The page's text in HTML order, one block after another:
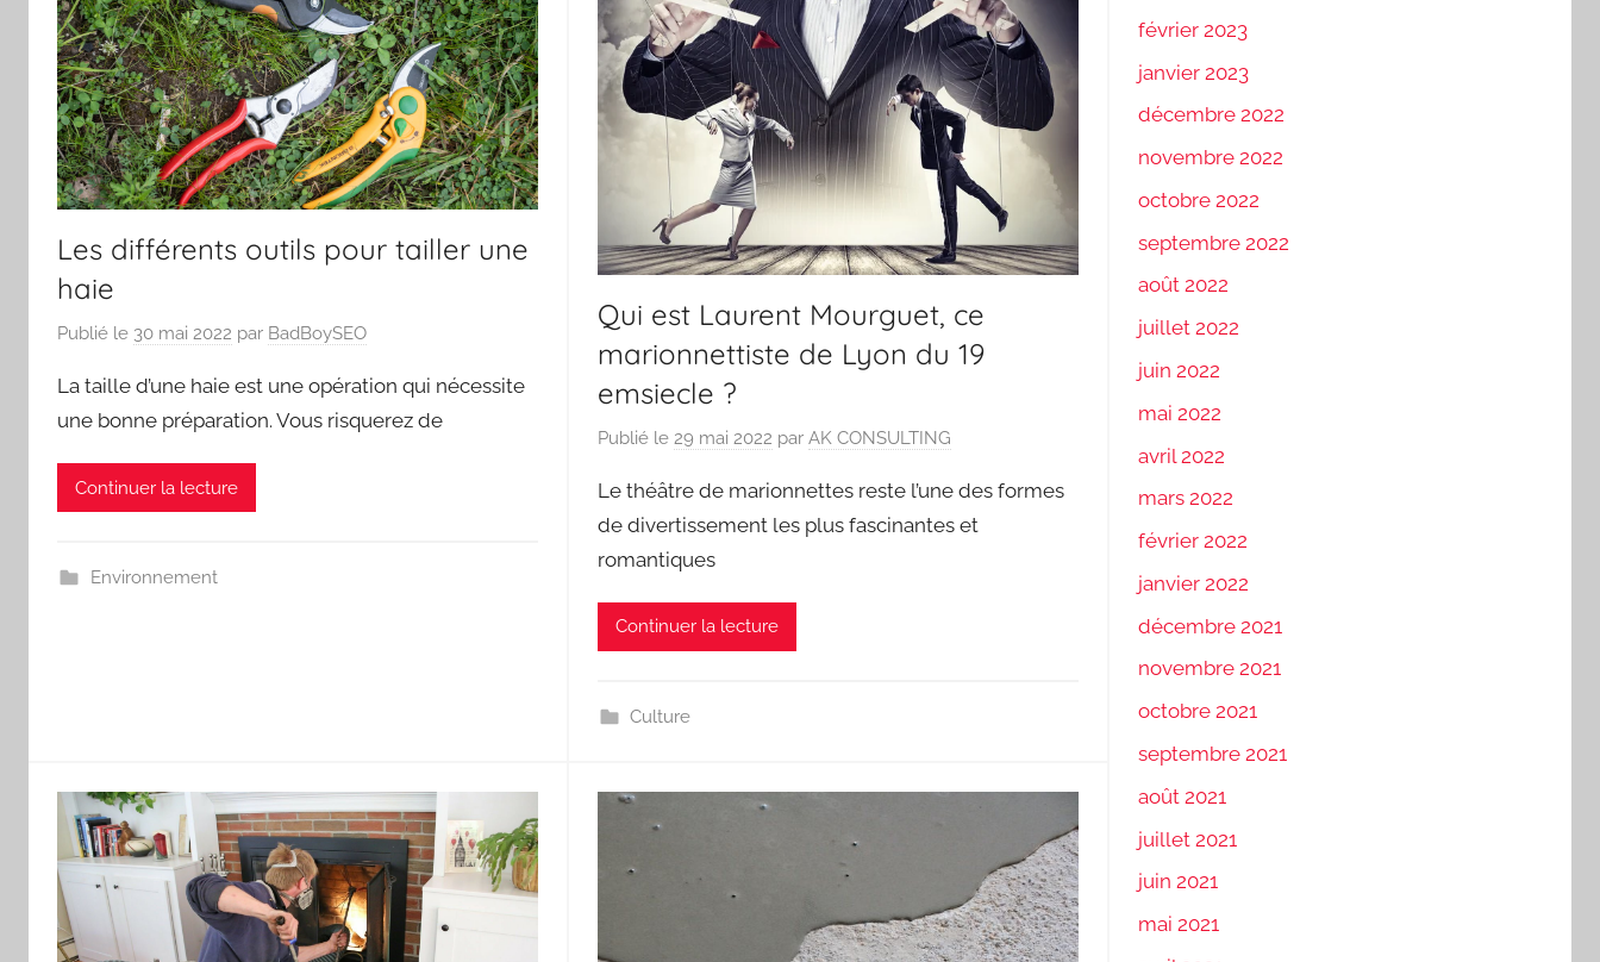
Les différents outils pour tailler une
haie
Publié le 30 mai 2022 par BadBoySEO
La taille d’une haie est une opération qui nécessite
une bonne préparation. Vous risquerez de
Continuer la lecture
Environnement
Qui est Laurent Mourguet, ce
marionnettiste de Lyon du 19
emsiecle ?
Publié le 29 mai 2022 par AK CONSULTING
Le théâtre de marionnettes reste l’une des formes
de divertissement les plus fascinantes et
romantiques
Continuer la lecture
Culture
février 2023
janvier 2023
décembre 2022
novembre 2022
octobre 2022
septembre 2022
août 2022
juillet 2022
juin 2022
mai 2022
avril 2022
mars 2022
février 2022
janvier 2022
décembre 2021
novembre 2021
octobre 2021
septembre 2021
août 2021
juillet 2021
juin 2021
mai 2021